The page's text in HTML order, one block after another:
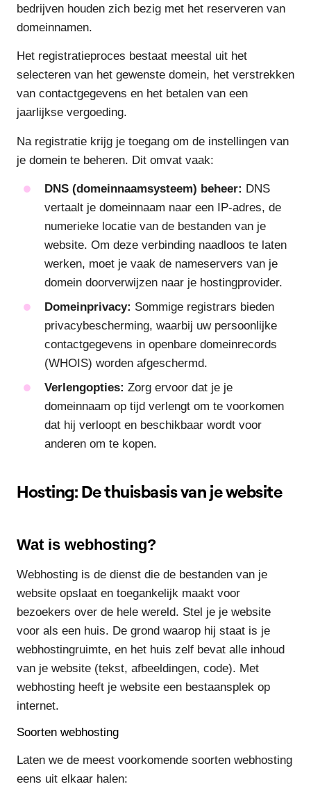
bedrijven houden zich bezig met het reserveren van
domeinnamen.
Het registratieproces bestaat meestal uit het
selecteren van het gewenste domein, het verstrekken
van contactgegevens en het betalen van een
jaarlijkse vergoeding.
Na registratie krijg je toegang om de instellingen van
je domein te beheren. Dit omvat vaak:
DNS (domeinnaamsysteem) beheer: DNS
vertaalt je domeinnaam naar een IP-adres, de
numerieke locatie van de bestanden van je
website. Om deze verbinding naadloos te laten
werken, moet je vaak de nameservers van je
domein doorverwijzen naar je hostingprovider.
Domeinprivacy: Sommige registrars bieden
privacybescherming, waarbij uw persoonlijke
contactgegevens in openbare domeinrecords
(WHOIS) worden afgeschermd.
Verlengopties: Zorg ervoor dat je je
domeinnaam op tijd verlengt om te voorkomen
dat hij verloopt en beschikbaar wordt voor
anderen om te kopen.
Hosting: De thuisbasis van je website
Wat is webhosting?
Webhosting is de dienst die de bestanden van je
website opslaat en toegankelijk maakt voor
bezoekers over de hele wereld. Stel je je website
voor als een huis. De grond waarop hij staat is je
webhostingruimte, en het huis zelf bevat alle inhoud
van je website (tekst, afbeeldingen, code). Met
webhosting heeft je website een bestaansplek op
internet.
Soorten webhosting
Laten we de meest voorkomende soorten webhosting
eens uit elkaar halen: